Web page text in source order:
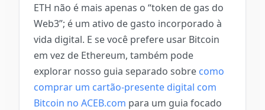
ETH não é mais apenas o “token de gas do
Web3”; é um ativo de gasto incorporado à
vida digital. E se você prefere usar Bitcoin
em vez de Ethereum, também pode
explorar nosso guia separado sobre como
comprar um cartão-presente digital com
Bitcoin no ACEB.com para um guia focado